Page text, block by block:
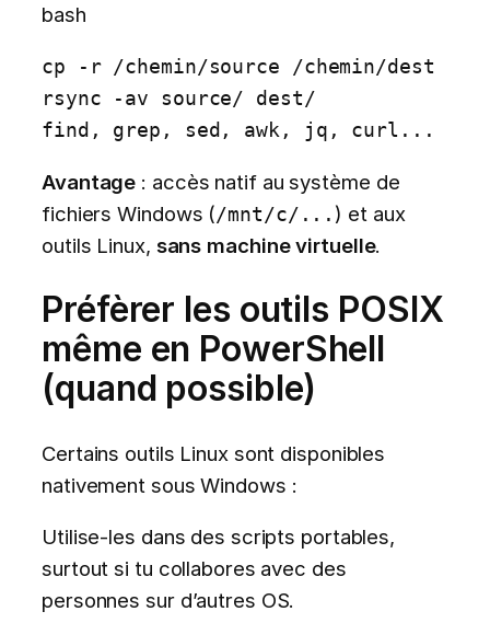
bash
cp -r /chemin/source /chemin/dest
rsync -av source/ dest/
find, grep, sed, awk, jq, curl...
Avantage : accès natif au système de
fichiers Windows (/mnt/c/... ) et aux
outils Linux, sans machine virtuelle.
Préfèrer les outils POSIX
même en PowerShell
(quand possible)
Certains outils Linux sont disponibles
nativement sous Windows :
Utilise-les dans des scripts portables,
surtout si tu collabores avec des
personnes sur d’autres OS.